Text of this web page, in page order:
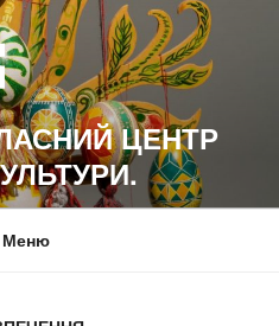
ЦЕНТР
Меню